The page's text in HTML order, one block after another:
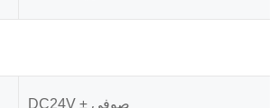
DC24V ± صوفي